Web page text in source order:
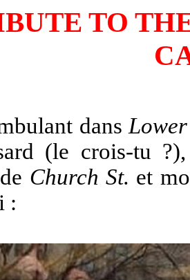
TO
dans
(le crois-tu
Church St. et
: